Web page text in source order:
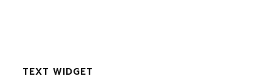
TEXT WIDGET